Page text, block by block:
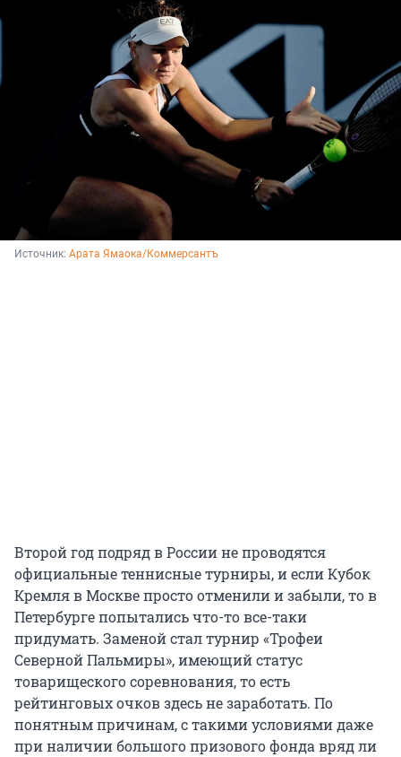
Источник: Арата Ямаока/Коммерсантъ
Второй год подряд в России не проводятся
официальные теннисные турниры, и если Кубок
Кремля в Москве просто отменили и забыли, то в
Петербурге попытались что-то все-таки
придумать. Заменой стал турнир «Трофеи
Северной Пальмиры», имеющий статус
товарищеского соревнования, то есть
рейтинговых очков здесь не заработать. По
понятным причинам, с такими условиями даже
при наличии большого призового фонда вряд ли